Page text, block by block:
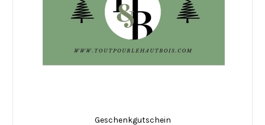
Geschenkgutschein